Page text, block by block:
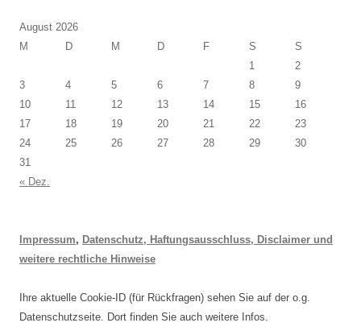
August 2026
M
D M D F S
S
1
2
3
4 5 6 7 8
9
10
11 12 13 14 15
16
17
18 19 20 21 22
23
24
25 26 27 28 29
30
31
« Dez.
Impressum, Datenschutz, Haftungsausschluss, Disclaimer und
weitere rechtliche Hinweise
Ihre aktuelle Cookie-ID (für Rückfragen) sehen Sie auf der o.g.
Datenschutzseite. Dort finden Sie auch weitere Infos.